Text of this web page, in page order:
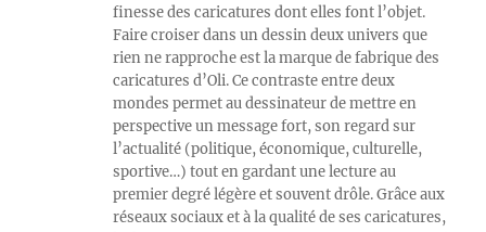
finesse des caricatures dont elles font l’objet.
Faire croiser dans un dessin deux univers que
rien ne rapproche est la marque de fabrique des
caricatures d’Oli. Ce contraste entre deux
mondes permet au dessinateur de mettre en
perspective un message fort, son regard sur
l’actualité (politique, économique, culturelle,
sportive…) tout en gardant une lecture au
premier degré légère et souvent drôle. Grâce aux
réseaux sociaux et à la qualité de ses caricatures,